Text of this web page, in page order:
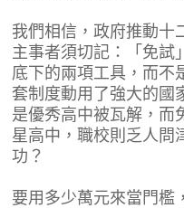
我們相信，政府推動十
主事者須切記：「免試
底下的兩項工具，而不
套制度動用了強大的國
是優秀高中被瓦解，而
星高中，職校則乏人問
功？
要用多少萬元來當門檻